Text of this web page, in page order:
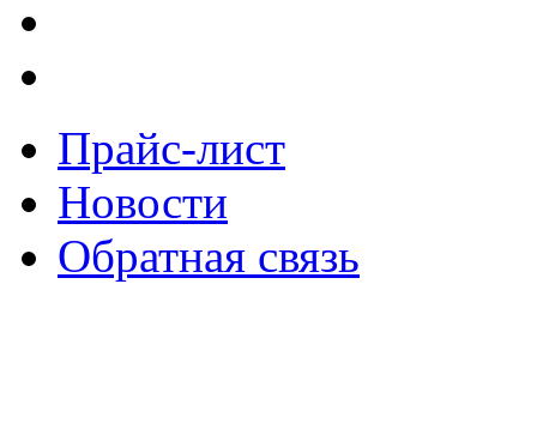
Прайс-лист
Новости
Обратная связь